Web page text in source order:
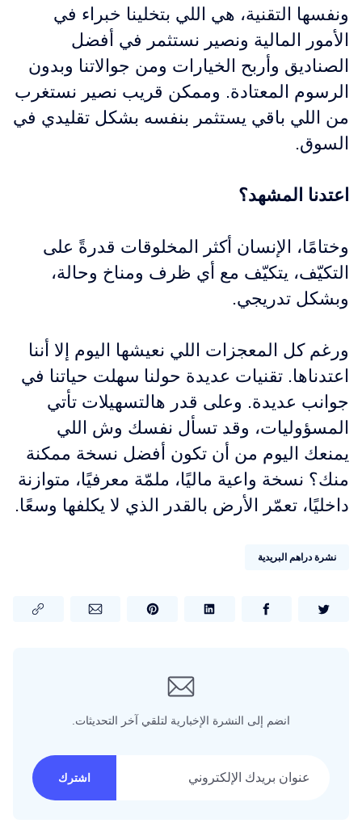
ونفسها التقنية، هي اللي بتخلينا خبراء في
الأمور المالية ونصير نستثمر في أفضل
الصناديق وأربح الخيارات ومن جوالاتنا وبدون
الرسوم المعتادة. وممكن قريب نصير نستغرب
من اللي باقي يستثمر بنفسه بشكل تقليدي في
السوق.
اعتدنا المشهد؟
وختامًا، الإنسان أكثر المخلوقات قدرةً على
التكيّف، يتكيّف مع أي ظرف ومناخ وحالة،
وبشكل تدريجي.
ورغم كل المعجزات اللي نعيشها اليوم إلا أننا
اعتدناها. تقنيات عديدة حولنا سهلت حياتنا في
جوانب عديدة. وعلى قدر هالتسهيلات تأتي
المسؤوليات، وقد تسأل نفسك وش اللي
يمنعك اليوم من أن تكون أفضل نسخة ممكنة
منك؟ نسخة واعية ماليًا، ملمّة معرفيًا، متوازنة
داخليًا، تعمّر الأرض بالقدر الذي لا يكلفها وسعًا.
نشرة دراهم البريدية
انضم إلى النشرة الإخبارية لتلقي آخر التحديثات.
اشترك